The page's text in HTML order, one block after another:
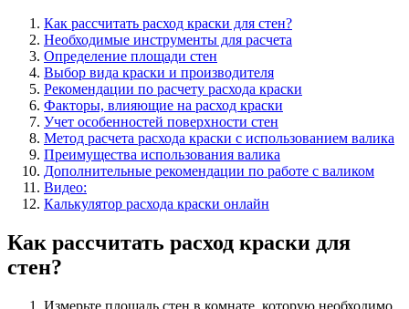
Как рассчитать расход краски для стен?
Необходимые инструменты для расчета
Определение площади стен
Выбор вида краски и производителя
Рекомендации по расчету расхода краски
Факторы, влияющие на расход краски
Учет особенностей поверхности стен
Метод расчета расхода краски с использованием валика
Преимущества использования валика
Дополнительные рекомендации по работе с валиком
Видео:
Калькулятор расхода краски онлайн
Как рассчитать расход краски для
стен?
Измерьте площадь стен в комнате, которую необходимо